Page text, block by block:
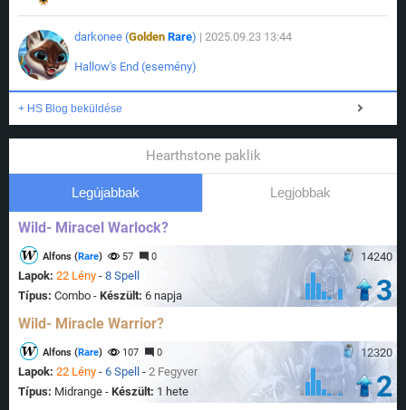
darkonee (Golden Rare) | 2025.09.23 13:44
Hallow's End (esemény)
+ HS Blog beküldése
Hearthstone paklik
Legújabbak Legjobbak
Wild- Miracel Warlock?
14240
Alfons (Rare) 57 0
Lapok: 22 Lény - 8 Spell
Típus: Combo - Készült: 6 napja 3
Wild- Miracle Warrior?
12320
Alfons (Rare) 107 0
Lapok: 22 Lény - 6 Spell - 2 Fegyver
Típus: Midrange - Készült: 1 hete 2